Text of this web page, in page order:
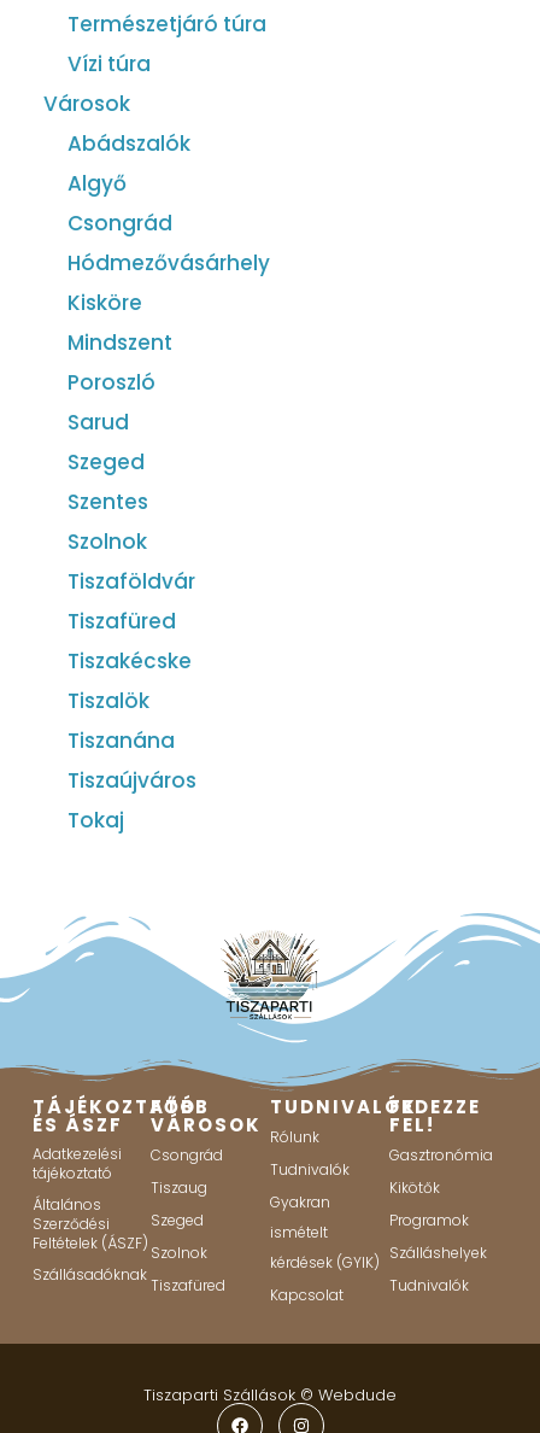
Természetjáró túra
Vízi túra
Városok
Abádszalók
Algyő
Csongrád
Hódmezővásárhely
Kisköre
Mindszent
Poroszló
Sarud
Szeged
Szentes
Szolnok
Tiszaföldvár
Tiszafüred
Tiszakécske
Tiszalök
Tiszanána
Tiszaújváros
Tokaj
TÁJÉKOZTATÓ
ÉS ÁSZF
Adatkezelési
tájékoztató
Általános
Szerződési
Feltételek (ÁSZF)
Szállásadóknak
FŐBB
VÁROSOK
Csongrád
Tiszaug
Szeged
Szolnok
Tiszafüred
TUDNIVALÓK
Rólunk
Tudnivalók
Gyakran
ismételt
kérdések (GYIK)
Kapcsolat
FEDEZZE
FEL!
Gasztronómia
Kikötők
Programok
Szálláshelyek
Tudnivalók
Tiszaparti Szállások © Webdude